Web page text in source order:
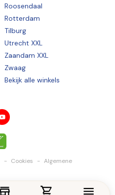
Roosendaal
Rotterdam
Tilburg
Utrecht XXL
Zaandam XXL
Zwaag
Bekijk alle winkels
Cookies
Algemene